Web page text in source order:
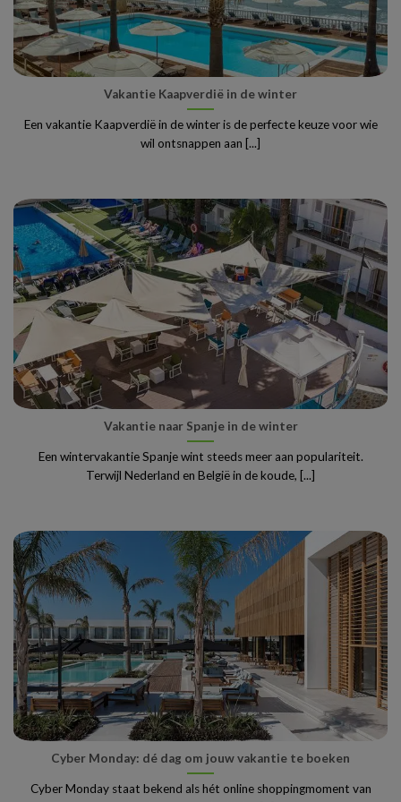
Vakantie Kaapverdië in de winter
Een vakantie Kaapverdië in de winter is de perfecte keuze voor wie
wil ontsnappen aan [...]
Vakantie naar Spanje in de winter
Een wintervakantie Spanje wint steeds meer aan populariteit.
Terwijl Nederland en België in de koude, [...]
Cyber Monday: dé dag om jouw vakantie te boeken
Cyber Monday staat bekend als hét online shoppingmoment van